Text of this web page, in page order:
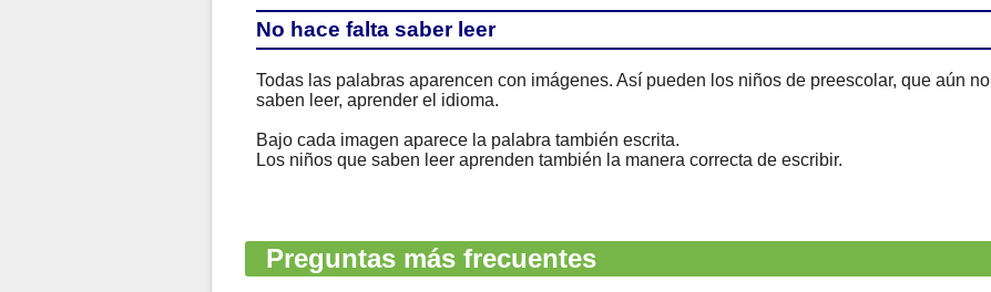
No hace falta saber leer
Todas las palabras aparencen con imágenes. Así pueden los niños de preescolar, que aún no
saben leer, aprender el idioma.
Bajo cada imagen aparece la palabra también escrita.
Los niños que saben leer aprenden también la manera correcta de escribir.
Preguntas más frecuentes